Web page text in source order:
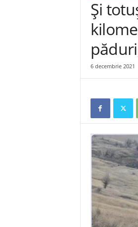
Și
6 decembrie 2021